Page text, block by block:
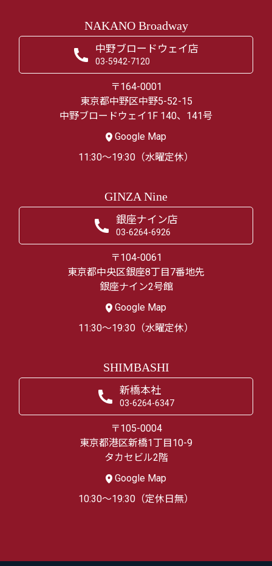
NAKANO Broadway
中野ブロードウェイ店
03-5942-7120
〒164-0001
東京都中野区中野5-52-15
中野ブロードウェイ1F 140、141号
Google Map
11:30～19:30（水曜定休）
GINZA Nine
銀座ナイン店
03-6264-6926
〒104-0061
東京都中央区銀座8丁目7番地先
銀座ナイン2号館
Google Map
11:30～19:30（水曜定休）
SHIMBASHI
新橋本社
03-6264-6347
〒105-0004
東京都港区新橋1丁目10-9
タカセビル2階
Google Map
10:30～19:30（定休日無）